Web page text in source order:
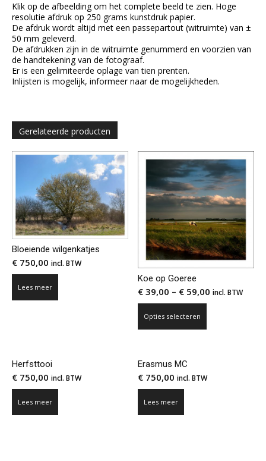
Klik op de afbeelding om het complete beeld te zien. Hoge
resolutie afdruk op 250 grams kunstdruk papier.
De afdruk wordt altijd met een passepartout (witruimte) van ±
50 mm geleverd.
De afdrukken zijn in de witruimte genummerd en voorzien van
de handtekening van de fotograaf.
Er is een gelimiteerde oplage van tien prenten.
Inlijsten is mogelijk, informeer naar de mogelijkheden.
Gerelateerde producten
Bloeiende wilgenkatjes
€ 750,00 incl. BTW
Lees meer
Koe op Goeree
€ 39,00 – € 59,00 incl. BTW
Opties selecteren
Deze
Herfsttooi
€ 750,00 incl. BTW
Lees meer
Erasmus MC
€ 750,00 incl. BTW
Lees meer